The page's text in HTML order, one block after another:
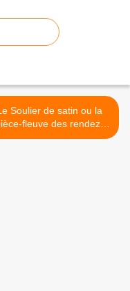
Soulier de satin ou la
fleuve des rendez-
vous manqués. >